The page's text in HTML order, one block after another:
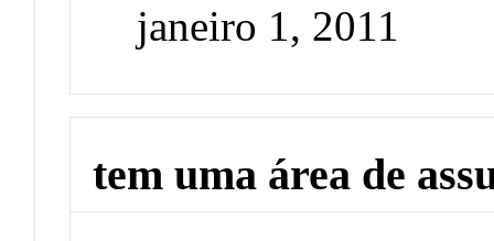
janeiro 1, 2011
tem uma área de